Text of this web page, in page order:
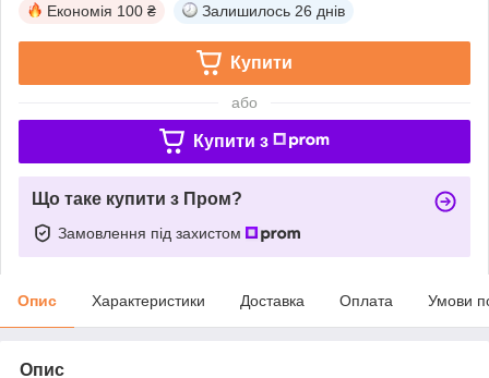
Економія 100 ₴ Залишилось 26 днів
Купити
або
Купити з
Що таке купити з Пром?
Замовлення під захистом
Опис Характеристики Доставка Оплата Умови
Опис